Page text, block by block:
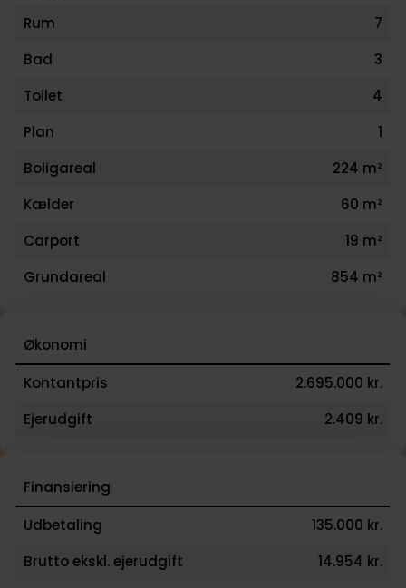
Rum
7
Bad
3
Toilet
4
Plan
1
Boligareal
224 m²
Kælder
60 m²
Carport
19 m²
Grundareal
854 m²
Økonomi
Kontantpris
2.695.000 kr.
Ejerudgift
2.409 kr.
Finansiering
Udbetaling
135.000 kr.
Brutto ekskl. ejerudgift
14.954 kr.